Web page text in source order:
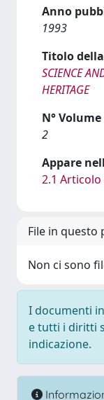
Anno
1993
Titolo
SCIENCE
HERITAGE
N° Volume
2
Appare
2.1
File in questo
Non ci sono
I documenti
e tutti i diritti
indicazione.